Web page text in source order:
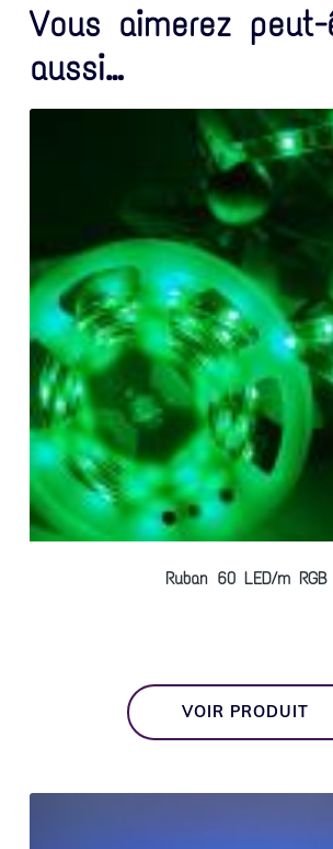
Vous aimerez peut-
aussi…
Ruban 60 LED/m RGB
VOIR PRODUIT